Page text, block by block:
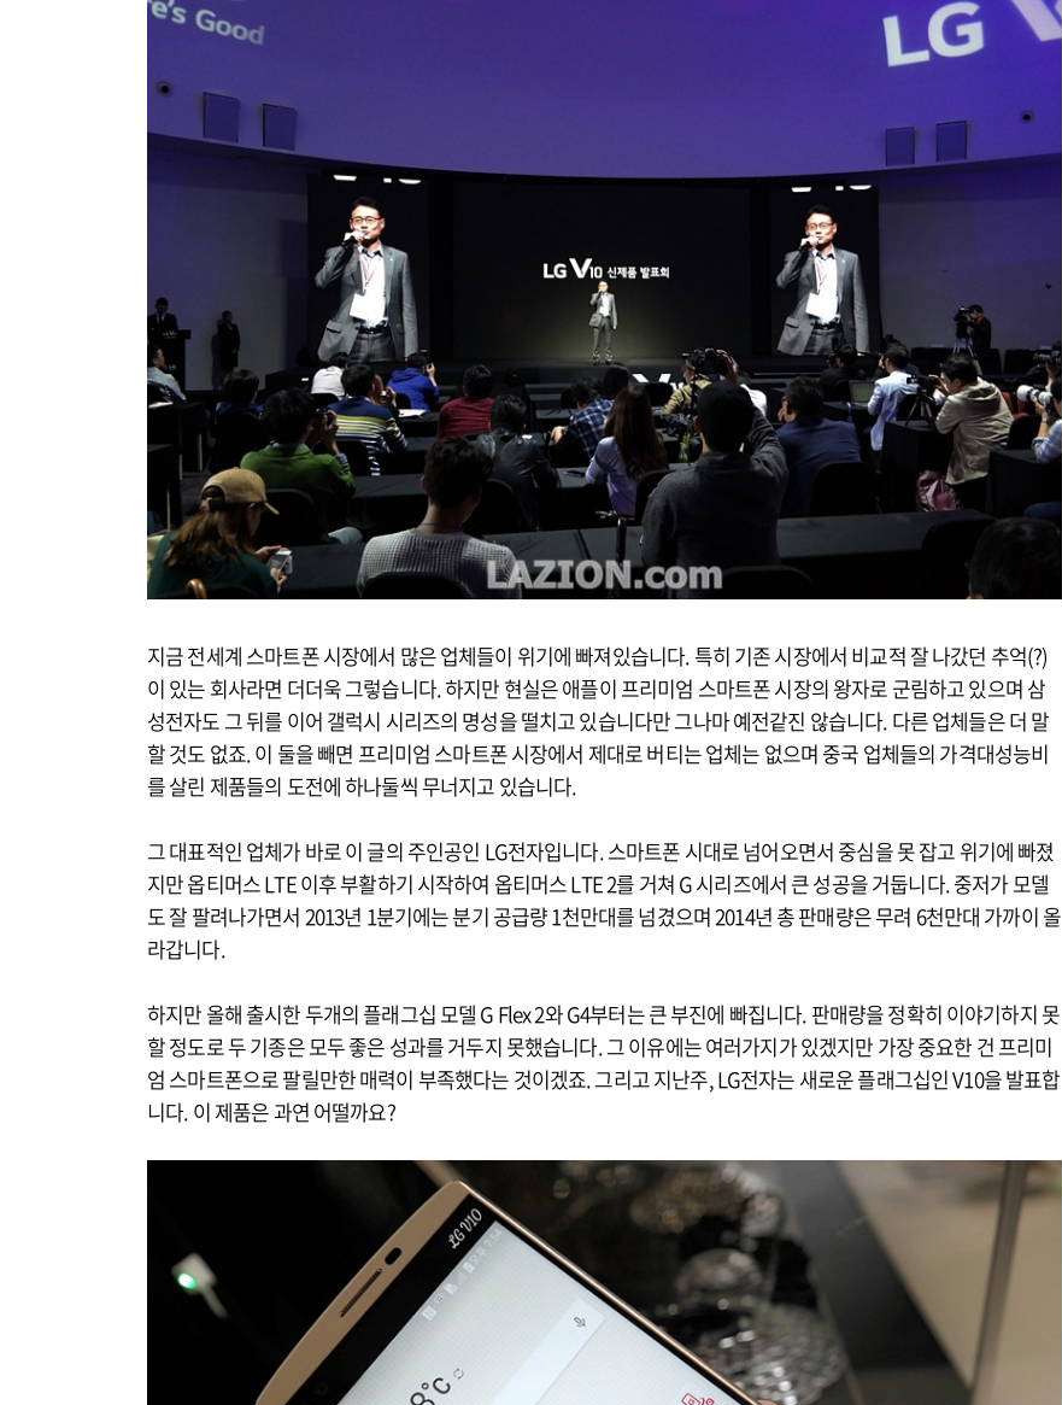
지금 전세계 스마트폰 시장에서 많은 업체들이 위기에 빠져있습니다. 특히 기존 시장에서 비교적 잘 나갔던 추억(?)
이 있는 회사라면 더더욱 그렇습니다. 하지만 현실은 애플이 프리미엄 스마트폰 시장의 왕자로 군림하고 있으며 삼
성전자도 그 뒤를 이어 갤럭시 시리즈의 명성을 떨치고 있습니다만 그나마 예전같진 않습니다. 다른 업체들은 더 말
할 것도 없죠. 이 둘을 빼면 프리미엄 스마트폰 시장에서 제대로 버티는 업체는 없으며 중국 업체들의 가격대성능비
를 살린 제품들의 도전에 하나둘씩 무너지고 있습니다.
그 대표적인 업체가 바로 이 글의 주인공인 LG전자입니다. 스마트폰 시대로 넘어오면서 중심을 못 잡고 위기에 빠졌
지만 옵티머스 LTE 이후 부활하기 시작하여 옵티머스 LTE 2를 거쳐 G 시리즈에서 큰 성공을 거둡니다. 중저가 모델
도 잘 팔려나가면서 2013년 1분기에는 분기 공급량 1천만대를 넘겼으며 2014년 총 판매량은 무려 6천만대 가까이 올
라갑니다.
하지만 올해 출시한 두개의 플래그십 모델 G Flex 2와 G4부터는 큰 부진에 빠집니다. 판매량을 정확히 이야기하지 못
할 정도로 두 기종은 모두 좋은 성과를 거두지 못했습니다. 그 이유에는 여러가지가 있겠지만 가장 중요한 건 프리미
엄 스마트폰으로 팔릴만한 매력이 부족했다는 것이겠죠. 그리고 지난주, LG전자는 새로운 플래그십인 V10을 발표합
니다. 이 제품은 과연 어떨까요?